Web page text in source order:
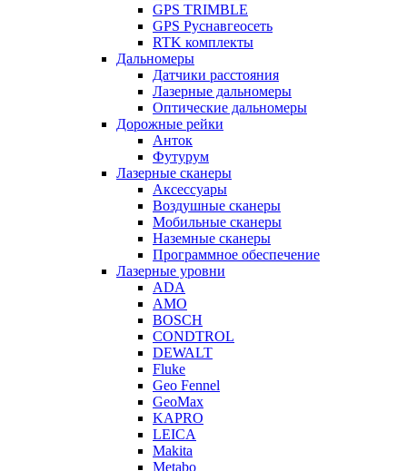
GPS TRIMBLE
GPS Руснавгеосеть
RTK комплекты
Дальномеры
Датчики расстояния
Лазерные дальномеры
Оптические дальномеры
Дорожные рейки
Анток
Футурум
Лазерные сканеры
Аксессуары
Воздушные сканеры
Мобильные сканеры
Наземные сканеры
Программное обеспечение
Лазерные уровни
ADA
AMO
BOSCH
CONDTROL
DEWALT
Fluke
Geo Fennel
GeoMax
KAPRO
LEICA
Makita
Metabo